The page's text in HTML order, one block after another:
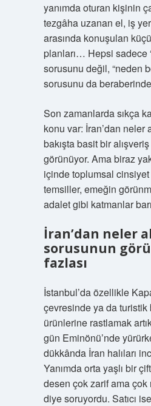
yanımda oturan kişinin
tezgâha uzanan el, iş
arasında konuşulan
planları… Hepsi sadece
sorusunu değil, “neden
sorusunu da
Son zamanlarda sıkça
konu var: İran’dan neler
bakışta basit bir
görünüyor. Ama biraz
içinde toplumsal
temsiller, emeğin
adalet gibi katmanlar
İran’dan neler
sorusunun
fazlası
İstanbul’da özellikle
çevresinde ya da turistik
ürünlerine rastlamak
gün Eminönü’nde
dükkânda İran halıları
Yanımda orta yaşlı bir
desen çok zarif ama çok
diye soruyordu. Satıcı